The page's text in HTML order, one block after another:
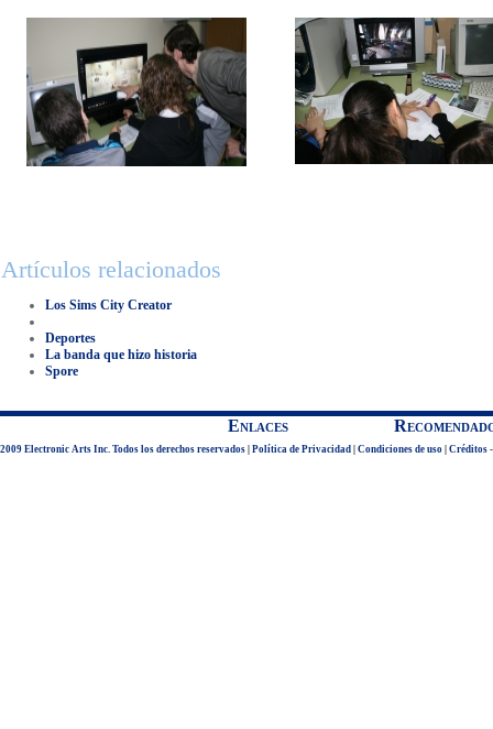
Artículos relacionados
Los Sims City Creator
Deportes
La banda que hizo historia
Spore
Enlaces
2009 Electronic Arts Inc. Todos los derechos reservados Política de Privacidad Condiciones de uso Créditos -